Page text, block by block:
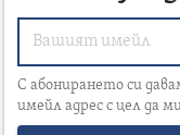
С абонирането си
имейл адрес с цел да